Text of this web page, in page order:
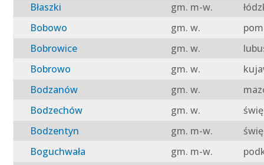
Błaszki
gm. m-w.
Bobowo
gm. w.
Bobrowice
gm. w.
Bobrowo
gm. w.
Bodzanów
gm. w.
Bodzechów
gm. w.
Bodzentyn
gm. m-w.
Boguchwała
gm. m-w.